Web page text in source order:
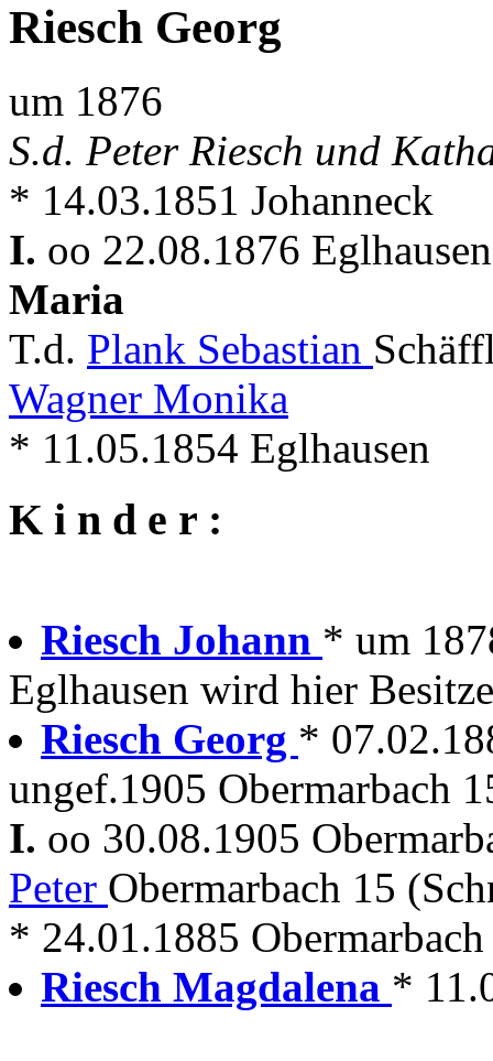
Riesch Georg
um 1876
S.d. Peter Riesch und
* 14.03.1851 Johanneck
I. oo 22.08.1876
Maria
T.d. Plank Sebastian
Wagner Monika
* 11.05.1854 Eglhausen
K i n d e r :
Riesch Johann * um
Eglhausen wird hier
Riesch Georg *
ungef.1905 Obermarbach
I. oo 30.08.1905
Peter Obermarbach 15
* 24.01.1885 Obermarbach
Riesch Magdalena *